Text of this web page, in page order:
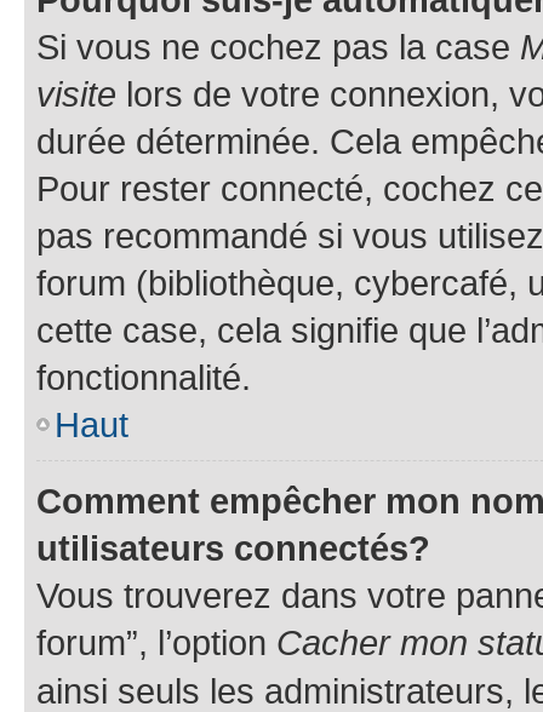
Si vous ne cochez pas la case
visite lors de votre connexion,
durée déterminée. Cela
Pour rester connecté, cochez
pas recommandé si vous
forum (bibliothèque, cybercafé,
cette case, cela signifie que
fonctionnalité.
Haut
Comment empêcher mon
utilisateurs connectés?
Vous trouverez dans votre
forum”, l’option Cacher mon
ainsi seuls les administrateurs,